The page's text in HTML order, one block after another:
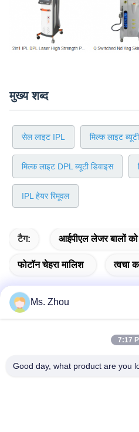
मुख्य शब्द
सेल लाइट IPL मिल्क लाइट
मिल्क लाइट DPL ब्यूटी डिवाइस
IPL हेयर रिमूवल
टैग: आईपीएल लेजर बालों को
फोटॉन चेहरा मालिश त्वचा
पता
Ms. Zhou
7:17
Good day, what product are you